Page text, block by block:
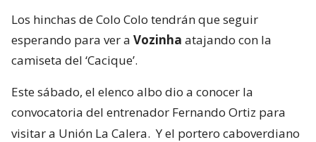
Los hinchas de Colo Colo tendrán que seguir
esperando para ver a Vozinha atajando con la
camiseta del ‘Cacique’.
Este sábado, el elenco albo dio a conocer la
convocatoria del entrenador Fernando Ortiz para
visitar a Unión La Calera. Y el portero caboverdiano